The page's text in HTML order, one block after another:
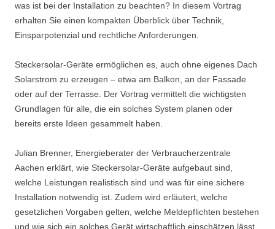
was ist bei der Installation zu beachten? In diesem Vortrag
erhalten Sie einen kompakten Überblick über Technik,
Einsparpotenzial und rechtliche Anforderungen.
Steckersolar-Geräte ermöglichen es, auch ohne eigenes Dach
Solarstrom zu erzeugen – etwa am Balkon, an der Fassade
oder auf der Terrasse. Der Vortrag vermittelt die wichtigsten
Grundlagen für alle, die ein solches System planen oder
bereits erste Ideen gesammelt haben.
Julian Brenner, Energieberater der Verbraucherzentrale
Aachen erklärt, wie Steckersolar-Geräte aufgebaut sind,
welche Leistungen realistisch sind und was für eine sichere
Installation notwendig ist. Zudem wird erläutert, welche
gesetzlichen Vorgaben gelten, welche Meldepflichten bestehen
und wie sich ein solches Gerät wirtschaftlich einschätzen lässt.